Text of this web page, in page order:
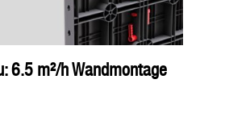
6.5 m²/h Wandmontage